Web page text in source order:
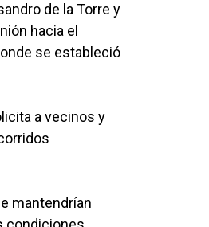
de la Torre y
hacia el
se estableció
a vecinos y
mantendrían